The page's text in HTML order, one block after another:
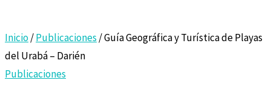
Inicio/Publicaciones/ Guía Geográfica y Turística de Playas
del Urabá – Darién
Publicaciones